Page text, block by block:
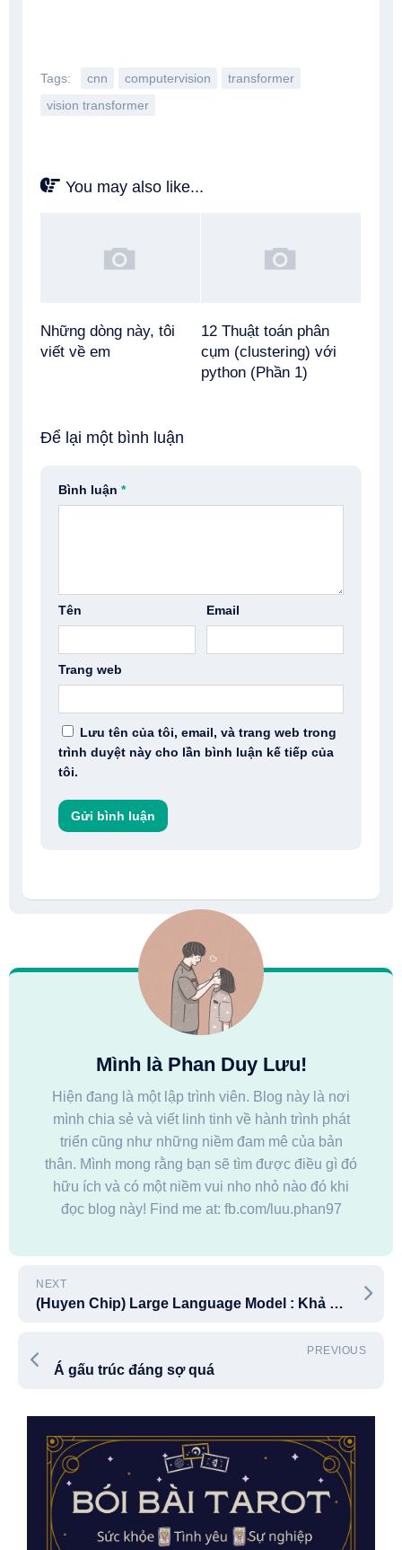
Tags: cnn computervision
transformer
vision transformer
You may also like...
Những dòng này, tôi
viết về em
12 Thuật toán phân
cụm (clustering) với
python (Phần 1)
Để lại một bình luận
Bình luận *
Tên Email
Trang web
Lưu tên của tôi, email, và trang web trong
trình duyệt này cho lần bình luận kế tiếp của
tôi.
Mình là Phan Duy Lưu!
Hiện đang là một lập trình viên. Blog này là nơi
mình chia sẻ và viết linh tinh về hành trình phát
triển cũng như những niềm đam mê của bản
thân. Mình mong rằng bạn sẽ tìm được điều gì đó
hữu ích và có một niềm vui nho nhỏ nào đó khi
đọc blog này! Find me at: fb.com/luu.phan97
NEXT
(Huyen Chip) Large Language Model : Khả năng tích hợp đa nhiệm vụ trong LLM – Phần 2/3
PREVIOUS
Á gấu trúc đáng sợ quá